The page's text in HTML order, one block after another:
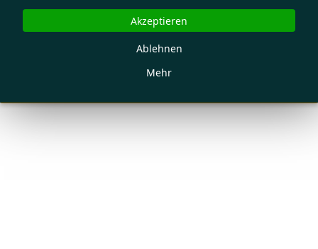
Mehr
Ablehnen
Akzeptieren